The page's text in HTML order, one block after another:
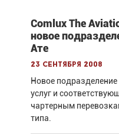
Comlux The
новое
Ате
23 сентября 2008
Новое
услуг и
чартерным
типа.